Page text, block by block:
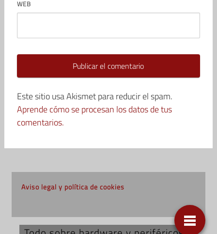
WEB
Este sitio usa Akismet para reducir el spam.
Aprende cómo se procesan los datos de tus
comentarios.
Aviso legal y política de cookies